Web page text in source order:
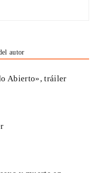
autor
Abierto», tráiler